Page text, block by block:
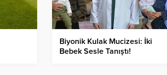
Biyonik Kulak Mucizesi: İki
Bebek Sesle Tanıştı!